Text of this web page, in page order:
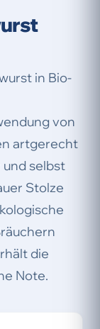
in Bio-
von
artgerecht
selbst
Stolze
die
Note.